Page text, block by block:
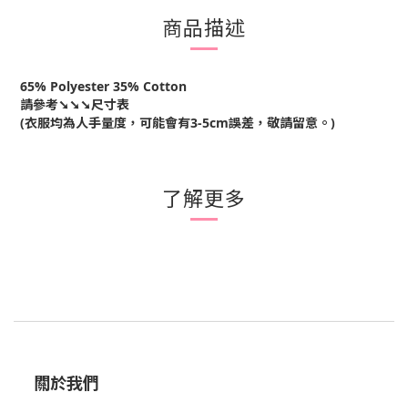
商品描述
65% Polyester 35% Cotton
請參考➘➘➘尺寸表
(衣服均為人手量度，可能會有3-5cm誤差，敬請留意。)
了解更多
關於我們